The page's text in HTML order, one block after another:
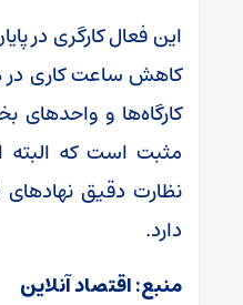
این فعال کارگری در
کاهش ساعت کاری در
کارگاه‌ها و
مثبت است که البته
نظارت دقیق نهاد‌های
دارد.
منبع: اقتصاد آنلاین